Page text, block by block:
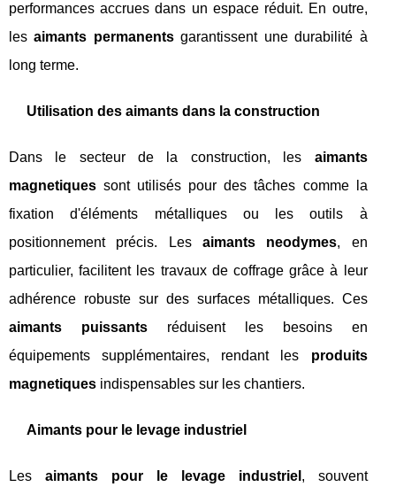
performances accrues dans un espace réduit. En outre,
lesaimants permanentsgarantissent une durabilité à
long terme.
Utilisation des aimants dans la construction
Dans le secteur de la construction, les aimants
magnetiques sont utilisés pour des tâches comme la
fixation d'éléments métalliques ou les outils à
positionnement précis. Les aimants neodymes, en
particulier, facilitent les travaux de coffrage grâce à leur
adhérence robuste sur des surfaces métalliques. Ces
aimants puissantsréduisent les besoins en
équipements supplémentaires, rendant les produits
magnetiques indispensables sur les chantiers.
Aimants pour le levage industriel
Les aimants pour le levage industriel , souvent